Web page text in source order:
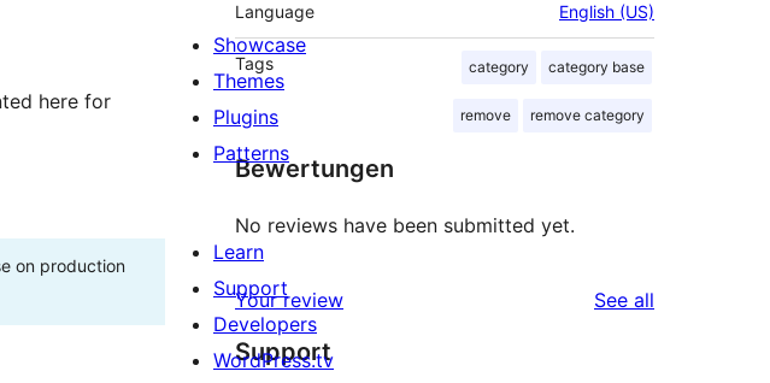
here for
on production
Language English (US)
Tags category category base
remove remove category
Bewertungen
No reviews have been submitted yet.
Your review See all
Support
Showcase
Themes
Plugins
Patterns
Learn
Support
Developers
WordPress.tv